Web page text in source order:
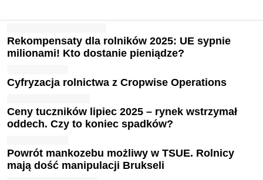
Rekompensaty dla rolników 2025: UE sypnie
milionami! Kto dostanie pieniądze?
Cyfryzacja rolnictwa z Cropwise Operations
Ceny tuczników lipiec 2025 – rynek wstrzymał
oddech. Czy to koniec spadków?
Powrót mankozebu możliwy w TSUE. Rolnicy
mają dość manipulacji Brukseli